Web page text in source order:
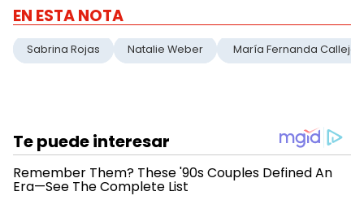
EN ESTA NOTA
Sabrina Rojas Natalie Weber María Fernanda Callejón